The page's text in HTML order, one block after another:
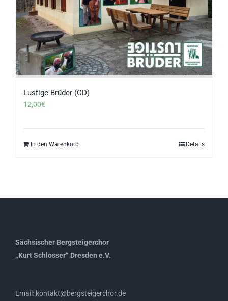
Lustige Brüder (CD)
12,00€
In den Warenkorb Details
Sächsischer Bergsteigerchor
„Kurt Schlosser“ Dresden e.V.
Email: kontakt@bergsteigerchor.de